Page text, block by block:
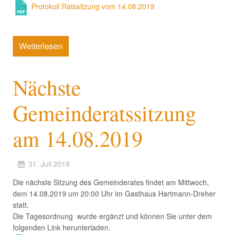
Protokoll Ratssitzung vom 14.08.2019
Weiterlesen
Nächste
Gemeinderatssitzung
am 14.08.2019
31. Juli 2019
Die nächste Sitzung des Gemeinderates findet am Mittwoch,
dem 14.08.2019 um 20:00 Uhr im Gasthaus Hartmann-Dreher
statt.
Die Tagesordnung wurde ergänzt und können Sie unter dem
folgenden Link herunterladen.